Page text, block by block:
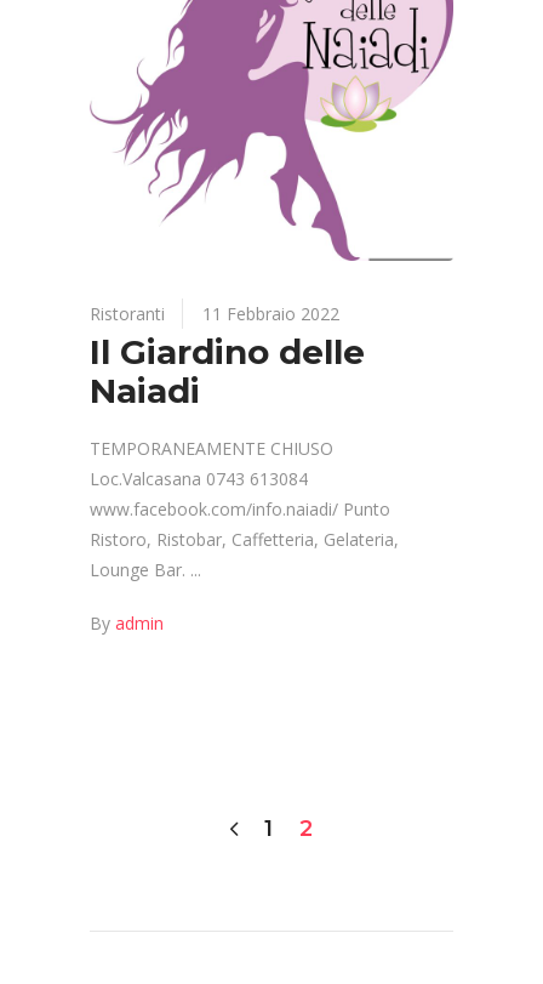
Ristoranti 11 Febbraio 2022
Il Giardino delle
Naiadi
TEMPORANEAMENTE CHIUSO
Loc.Valcasana 0743 613084
www.facebook.com/info.naiadi/ Punto
Ristoro, Ristobar, Caffetteria, Gelateria,
Lounge Bar.
By admin
1 2